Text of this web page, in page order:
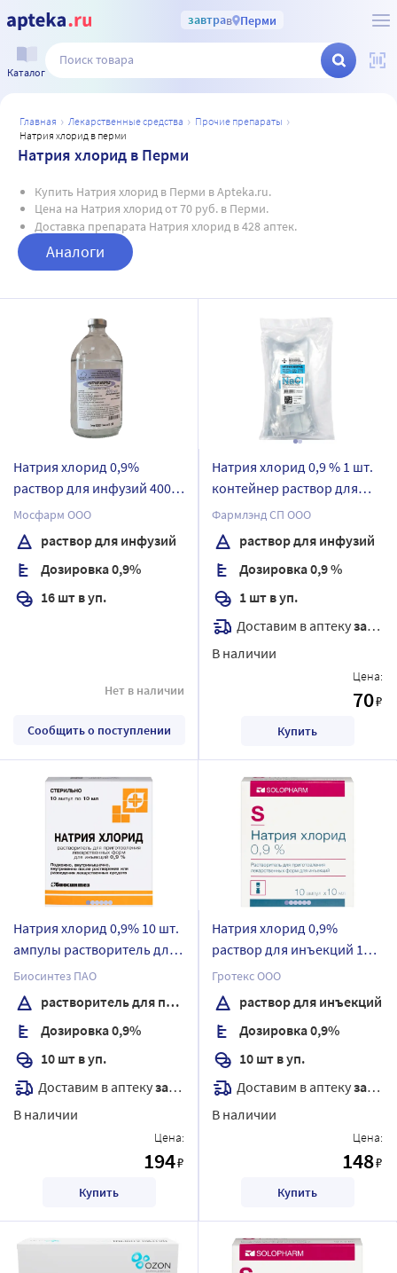
завтрав Перми
Каталог
главная лекарственные средства
прочие препараты
натрия хлорид в перми
Натрия хлорид в Перми
Купить Натрия хлорид в Перми в Apteka.ru.
Цена на Натрия хлорид от 70 руб. в Перми.
Доставка препарата Натрия хлорид в 428 аптек.
Аналоги
Натрия хлорид 0,9%
раствор для инфузий 400
мл бутылка стеклянная 16
шт.
Мосфарм ООО
раствор для инфузий
Дозировка 0,9%
16 шт в уп.
Нет в наличии
Сообщить о поступлении
Натрия хлорид 0,9 % 1 шт.
контейнер раствор для
инфузий 500 мл
Фармлэнд СП ООО
раствор для инфузий
Дозировка 0,9 %
1 шт в уп.
Доставим в аптекузавтра
В наличии
Цена:
70₽
Купить
Натрия хлорид 0,9% 10 шт.
ампулы растворитель для
приготовления
лекарственных форм для
инъекций 10 мл
Биосинтез ПАО
растворитель для приготовления лекарственных форм для инъекций
Дозировка 0,9%
10 шт в уп.
Доставим в аптекузавтра
В наличии
Цена:
194₽
Купить
Натрия хлорид 0,9%
раствор для инъекций 10
мл ампулы 10 шт.
Гротекс ООО
раствор для инъекций
Дозировка 0,9%
10 шт в уп.
Доставим в аптекузавтра
В наличии
Цена:
148₽
Купить